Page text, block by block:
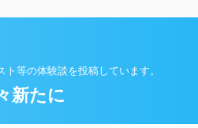
等の体験談を投稿しています。
新たに